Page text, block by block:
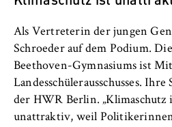
Als Vertreterin der jungen
Schroeder auf dem Podium.
Beethoven-Gymnasiums ist
Landesschülerausschusses.
der HWR Berlin. „Klimaschutz
unattraktiv, weil
Name:
_pk_id, _pk_ses, _pk_ref
Anbieter:
Matomo
Zweck:
Ermöglicht die anonyme